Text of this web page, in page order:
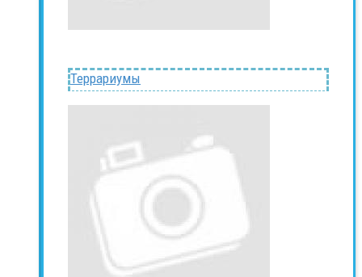
Террариумы